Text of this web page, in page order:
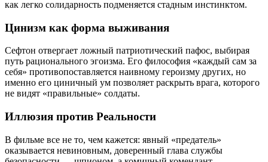
как легко солидарность подменяется стадным инстинктом.
Цинизм как форма выживания
Сефтон отвергает ложный патриотический пафос, выбирая
путь рационального эгоизма. Его философия «каждый сам за
себя» противопоставляется наивному героизму других, но
именно его циничный ум позволяет раскрыть врага, которого
не видят «правильные» солдаты.
Иллюзия против Реальности
В фильме все не то, чем кажется: явный «предатель»
оказывается невиновным, доверенный глава службы